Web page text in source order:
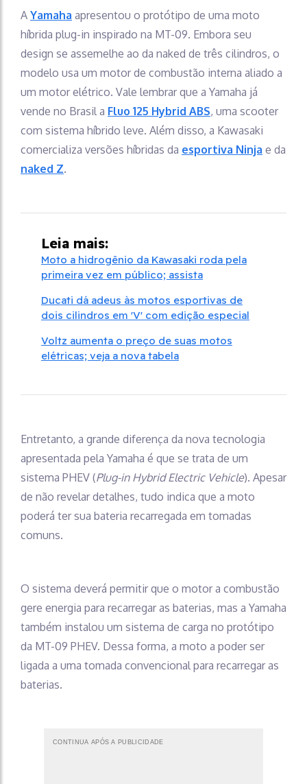
A Yamaha apresentou o protótipo de uma moto
híbrida plug-in inspirado na MT-09. Embora seu
design se assemelhe ao da naked de três cilindros, o
modelo usa um motor de combustão interna aliado a
um motor elétrico. Vale lembrar que a Yamaha já
vende no Brasil a Fluo 125 Hybrid ABS, uma scooter
com sistema híbrido leve. Além disso, a Kawasaki
comercializa versões híbridas da esportiva Ninja e da
naked Z.
Leia mais:
Moto a hidrogênio da Kawasaki roda pela
primeira vez em público; assista
Ducati dá adeus às motos esportivas de
dois cilindros em 'V' com edição especial
Voltz aumenta o preço de suas motos
elétricas; veja a nova tabela
Entretanto, a grande diferença da nova tecnologia
apresentada pela Yamaha é que se trata de um
sistema PHEV (Plug-in Hybrid Electric Vehicle). Apesar
de não revelar detalhes, tudo indica que a moto
poderá ter sua bateria recarregada em tomadas
comuns.
O sistema deverá permitir que o motor a combustão
gere energia para recarregar as baterias, mas a Yamaha
também instalou um sistema de carga no protótipo
da MT-09 PHEV. Dessa forma, a moto a poder ser
ligada a uma tomada convencional para recarregar as
baterias.
CONTINUA APÓS A PUBLICIDADE